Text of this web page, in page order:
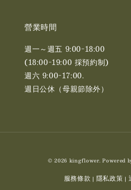
營業時間
週一～週五 9:00-18:00
(18:00-19:00 採預約制)
週六 9:00-17:00. ​​
週日公休（母親節除外）
© 2026 kingflower. Powered
服務條款 | 隱私政策 |